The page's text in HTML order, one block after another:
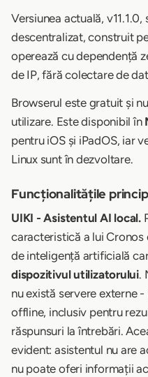
Versiunea actuală,
descentralizat, construit
operează cu dependență
de IP, fără colectare de
Browserul este gratuit și
utilizare. Este disponibil în
pentru iOS și iPadOS, iar
Linux sunt în dezvoltare.
Funcționalitățile
UIKI - Asistentul AI local.
caracteristică a lui Cronos
de inteligență artificială
dispozitivul utilizatorului.
nu există servere externe
offline, inclusiv pentru
răspunsuri la întrebări.
evident: asistentul nu are
nu poate oferi informații